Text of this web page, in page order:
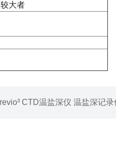
大者
CTD温盐深仪 温盐深记录